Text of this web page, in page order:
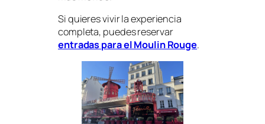
Si quieres vivir la experiencia
completa, puedes reservar
entradas para el Moulin Rouge.